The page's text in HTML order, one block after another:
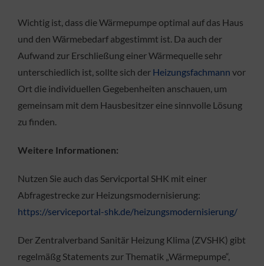
Wichtig ist, dass die Wärmepumpe optimal auf das Haus
und den Wärmebedarf abgestimmt ist. Da auch der
Aufwand zur Erschließung einer Wärmequelle sehr
unterschiedlich ist, sollte sich der Heizungsfachmann vor
Ort die individuellen Gegebenheiten anschauen, um
gemeinsam mit dem Hausbesitzer eine sinnvolle Lösung
zu finden.
Weitere Informationen:
Nutzen Sie auch das Servicportal SHK mit einer
Abfragestrecke zur Heizungsmodernisierung:
https://serviceportal-shk.de/heizungsmodernisierung/
Der Zentralverband Sanitär Heizung Klima (ZVSHK) gibt
regelmäßg Statements zur Thematik „Wärmepumpe“,